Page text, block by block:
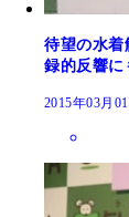
待望の水着
録的反響に
2015年03月